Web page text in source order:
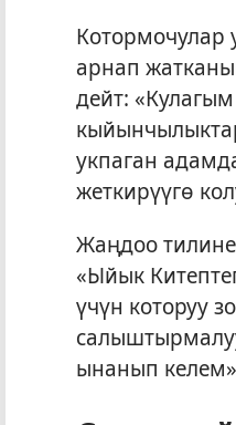
арнап
дейт:
укпаган
жеткирүүгө
Жаңдоо
«Ыйык
үчүн которуу
ынанып